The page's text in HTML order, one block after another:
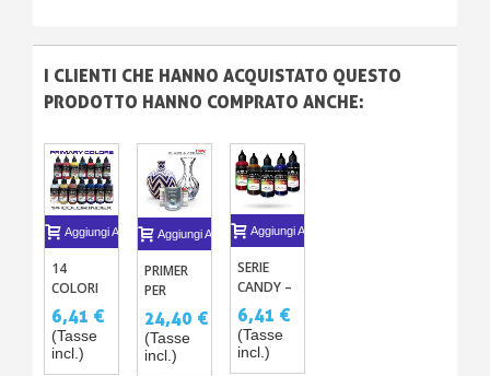
I CLIENTI CHE HANNO ACQUISTATO QUESTO
PRODOTTO HANNO COMPRATO ANCHE:
Aggiungi Al Carrello
14
COLORI
PRIMARI
COLOR
INDEX
6,41 €
(Tasse
incl.)
Aggiungi Al Carrello
PRIMER
PER
VETRO E
CERAMICA
P310
24,40 €
(Tasse
incl.)
Aggiungi Al Carrello
SERIE
CANDY –
11
COLORI
TRASPARENTI
ACRILICI-
6,41 €
(Tasse
incl.)